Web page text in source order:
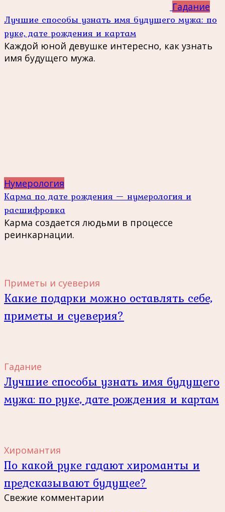
Гадание
Лучшие способы узнать имя будущего мужа: по
руке, дате рождения и картам
Каждой юной девушке интересно, как узнать
имя будущего мужа.
Нумерология
Карма по дате рождения — нумерология и
расшифровка
Карма создается людьми в процессе
реинкарнации.
Приметы и суеверия
Какие подарки можно оставлять себе,
приметы и суеверия?
Гадание
Лучшие способы узнать имя будущего
мужа: по руке, дате рождения и картам
Хиромантия
По какой руке гадают хироманты и
предсказывают будущее?
Свежие комментарии